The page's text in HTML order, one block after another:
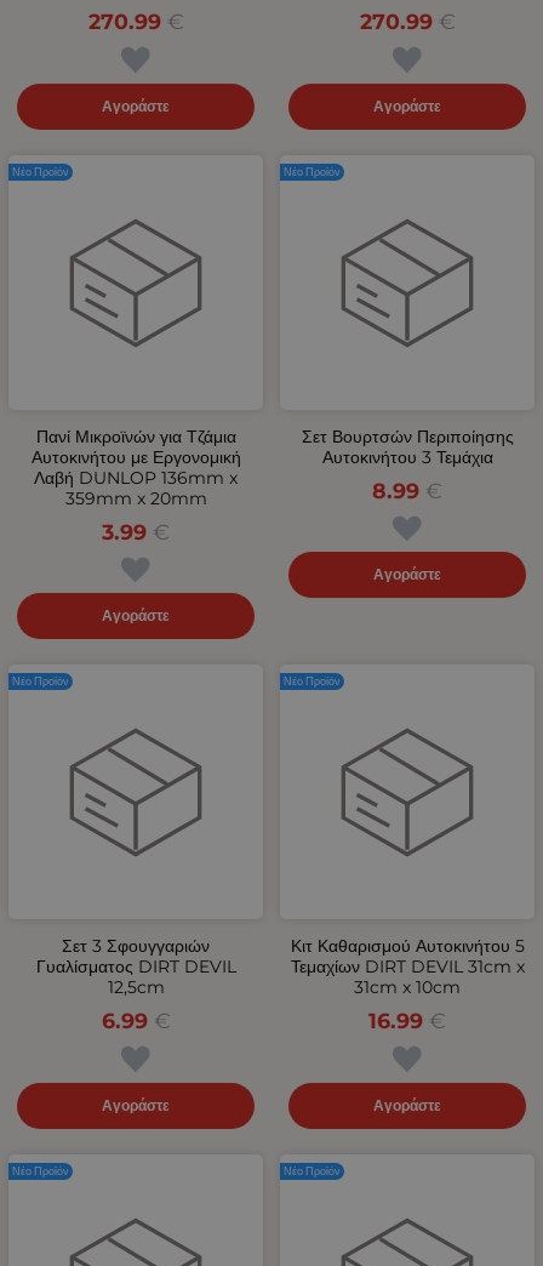
270.99 €
Αγοράστε
270.99 €
Αγοράστε
Πανί Μικροϊνών για Τζάμια
Αυτοκινήτου με Εργονομική
Λαβή DUNLOP 136mm x
359mm x 20mm
3.99 €
Αγοράστε
Νέο Προϊόν
Σετ Βουρτσών Περιποίησης
Αυτοκινήτου 3 Τεμάχια
8.99 €
Αγοράστε
Νέο Προϊόν
Σετ 3 Σφουγγαριών
Γυαλίσματος DIRT DEVIL
12,5cm
6.99 €
Αγοράστε
Νέο Προϊόν
Κιτ Καθαρισμού Αυτοκινήτου 5
Τεμαχίων DIRT DEVIL 31cm x
31cm x 10cm
16.99 €
Αγοράστε
Νέο Προϊόν
Νέο Προϊόν Νέο Προϊόν